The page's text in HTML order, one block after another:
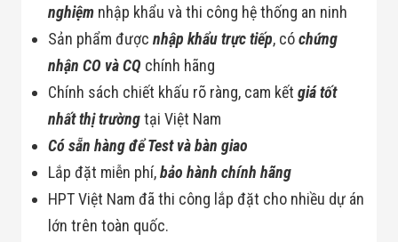
Thiết Bị Ngành
Thực Phẩm
Matrixcope
Công Nghiệp
Thiết Bị Ngành
Xách
nghiệm nhập khẩu và thi công hệ thống an ninh
Sản phẩm đượcnhập khẩu trực tiếp, cóchứng
nhận CO và CQ chính hãng
Chính sách chiết khấu rõ ràng, cam kếtgiá tốt
nhất thị trườngtại Việt Nam
Có sẵn hàng để Test và bàn giao
Lắp đặt miễn phí,bảo hành chính hãng
HPT Việt Nam đã thi công lắp đặt cho nhiều dự án
lớn trên toàn quốc.